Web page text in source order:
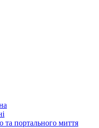
та портального миття